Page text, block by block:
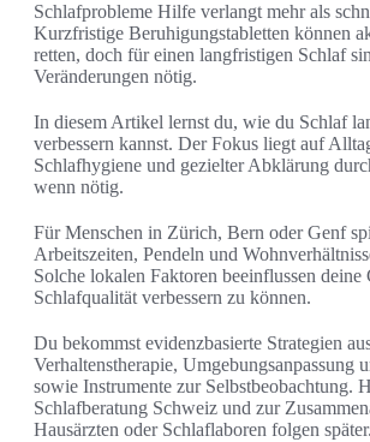
Schlafprobleme Hilfe verlangt mehr als
Kurzfristige Beruhigungstabletten können
retten, doch für einen langfristigen Schlaf
Veränderungen nötig.
In diesem Artikel lernst du, wie du Schlaf
verbessern kannst. Der Fokus liegt auf
Schlafhygiene und gezielter Abklärung
wenn nötig.
Für Menschen in Zürich, Bern oder Genf
Arbeitszeiten, Pendeln und
Solche lokalen Faktoren beeinflussen deine
Schlafqualität verbessern zu können.
Du bekommst evidenzbasierte Strategien
Verhaltenstherapie, Umgebungsanpassung
sowie Instrumente zur Selbstbeobachtung.
Schlafberatung Schweiz und zur
Hausärzten oder Schlaflaboren folgen später.